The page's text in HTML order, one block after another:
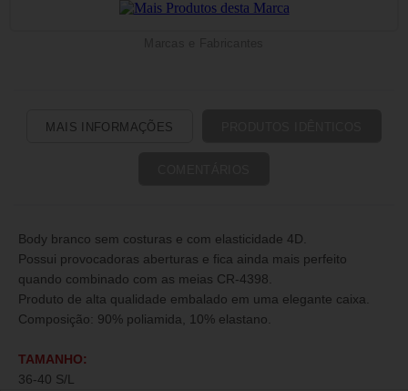
MAIS INFORMAÇÕES
Body branco sem costuras e com elasticidade 4D.
Possui provocadoras aberturas e fica ainda mais perfeito
quando combinado com as meias CR-4398.
Produto de alta qualidade embalado em uma elegante caixa.
Composição: 90% poliamida, 10% elastano.
TAMANHO:
36-40 S/L